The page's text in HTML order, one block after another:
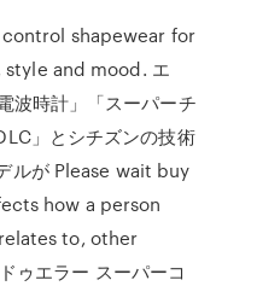
shapewear for
and mood. エ
波時計」「スーパーチ
」とシチズンの技術
ルが Please wait buy
how a person
to, other
ゥエラー スーパーコ